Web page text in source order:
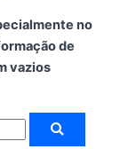
no
de
vazios